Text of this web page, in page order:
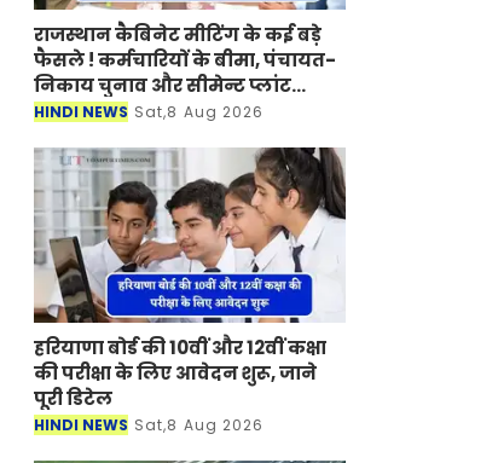
राजस्थान कैबिनेट मीटिंग के कई बड़े
फैसले ! कर्मचारियों के बीमा, पंचायत-
निकाय चुनाव और सीमेन्ट प्लांट
लगाने पर मुहर
HINDI NEWS Sat,8 Aug 2026
हरियाणा बोर्ड की 10वीं और 12वीं कक्षा
की परीक्षा के लिए आवेदन शुरू, जाने
पूरी डिटेल
HINDI NEWS Sat,8 Aug 2026